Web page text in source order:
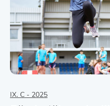
IX. C - 2025